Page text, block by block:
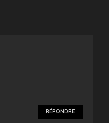
RÉPONDRE